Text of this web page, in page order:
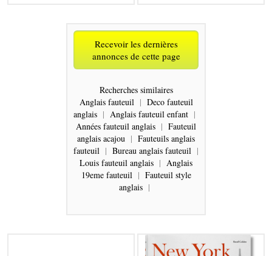
Recevoir les dernières
annonces de cette page
Recherches similaires
Anglais fauteuil | Deco fauteuil
anglais | Anglais fauteuil enfant |
Années fauteuil anglais | Fauteuil
anglais acajou | Fauteuils anglais
fauteuil | Bureau anglais fauteuil |
Louis fauteuil anglais | Anglais
19eme fauteuil | Fauteuil style
anglais |